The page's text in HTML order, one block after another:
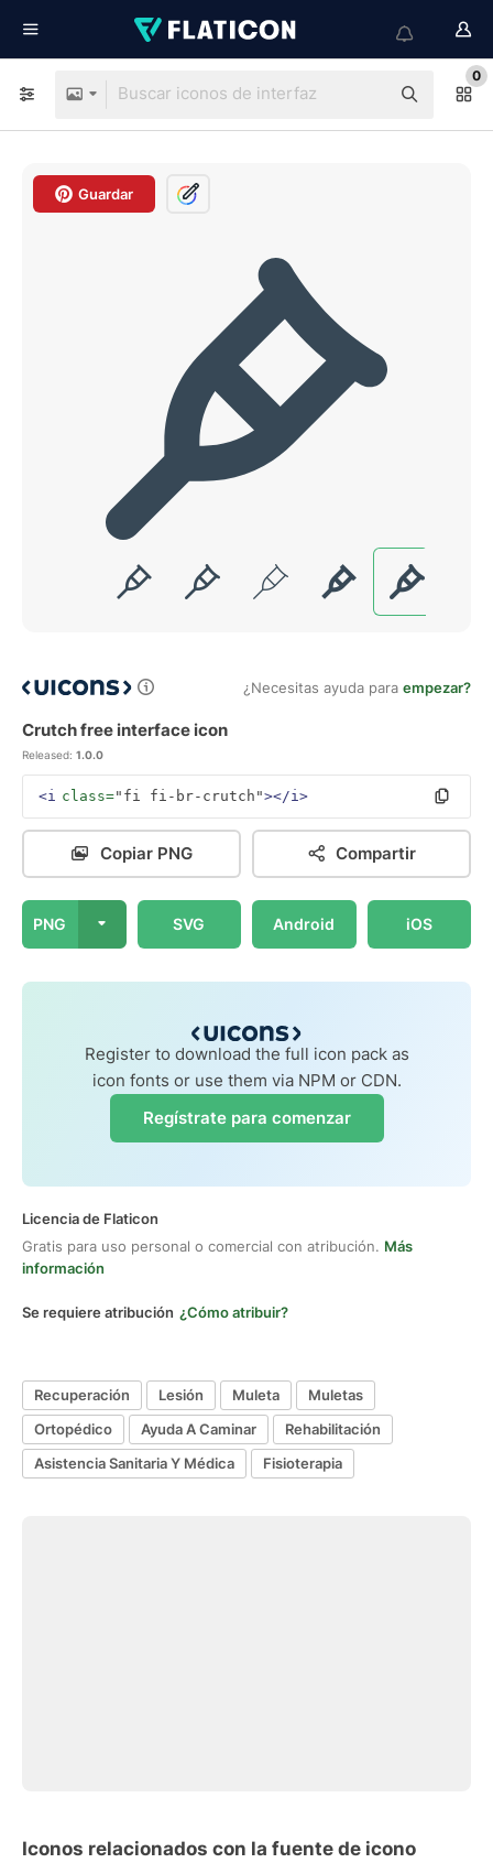
0
Guardar
¿Necesitas ayuda para empezar?
Crutch free interface icon
Released: 1.0.0
<i class="fi fi-br-crutch"></i>
Copiar PNG Compartir
PNG SVG Android iOS
Register to download the full icon pack as
icon fonts or use them via NPM or CDN.
Regístrate para comenzar
Licencia de Flaticon
Gratis para uso personal o comercial con atribución. Más
información
Se requiere atribución ¿Cómo atribuir?
Recuperación Lesión Muleta
Muletas
Ortopédico
Ayuda A Caminar
Rehabilitación
Asistencia Sanitaria Y Médica
Fisioterapia
Iconos relacionados con la fuente de icono